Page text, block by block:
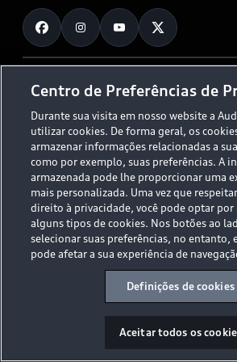
Planejamento de recarga
O Legado do S
Audi Driving Experience
ESG
Tecnologias Audi
Audi Collection
Fale Conosco
Trabalhe Conosco
© 2026 AUDI AG. All Rights Reserved.
Políticas de Privacidade
Código de
Aviso Legal
Proteção de Dados - LGPD
Sala de Imprensa
Desacelere. Seu bem maior é a
Centro de Preferências de
Durante sua visita em nosso website a
utilizar cookies. De forma geral, os
armazenar informações relacionadas a
como por exemplo, suas preferências. A
armazenada pode lhe proporcionar uma
mais personalizada. Uma vez que
direito à privacidade, você pode optar
alguns tipos de cookies. Nos botões ao
selecionar suas preferências, no entanto,
pode afetar a sua experiência de
Definições de cookies
Aceitar todos os